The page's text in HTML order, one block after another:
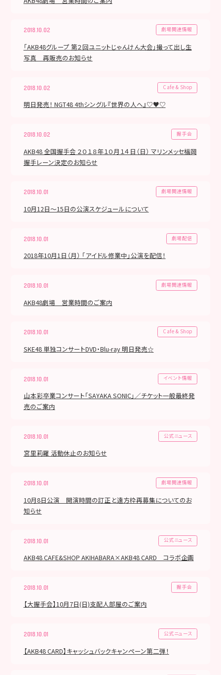
2018.10.02 劇場関連情報
「AKB48グループ 第２回ユニットじゃんけん大会」撮って出し生
写真 再販売のお知らせ
2018.10.02 Cafe & Shop
明日発売！ NGT48 4thシングル『世界の人へ』♡♥♡
2018.10.02 握手会
AKB48 全国握手会 ２０１８年１０月１４日（日） マリンメッセ福岡
握手レーン決定のお知らせ
2018.10.01 劇場関連情報
10月12日～15日の公演スケジュールについて
2018.10.01 劇場配信
2018年10月1日（月） 「アイドル修業中」公演を配信！
2018.10.01 劇場関連情報
AKB48劇場 営業時間のご案内
2018.10.01 Cafe & Shop
SKE48 単独コンサートDVD・Blu-ray 明日発売☆
2018.10.01 イベント情報
山本彩卒業コンサート「SAYAKA SONIC」／チケット一般最終発
売のご案内
2018.10.01 公式ニュース
宮里莉羅 活動休止のお知らせ
2018.10.01 劇場関連情報
10月8日公演 開演時間の訂正と遠方枠再募集についてのお
知らせ
2018.10.01 公式ニュース
AKB48 CAFE&SHOP AKIHABARA×AKB48 CARD コラボ企画
2018.10.01 握手会
【大握手会】10月7日(日)支配人部屋のご案内
2018.10.01 公式ニュース
【AKB48 CARD】キャッシュバックキャンペーン第二弾！